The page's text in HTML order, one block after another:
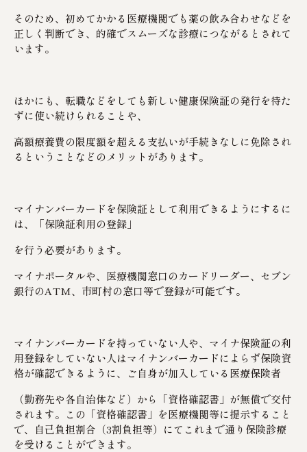
そのため、初めてかかる医療機関でも薬の飲み合わせなどを
正しく判断でき、的確でスムーズな診療につながるとされて
います。
ほかにも、転職などをしても新しい健康保険証の発行を待た
ずに使い続けられることや、
高額療養費の限度額を超える支払いが手続きなしに免除され
るということなどのメリットがあります。
マイナンバーカードを保険証として利用できるようにするに
は、「保険証利用の登録」
を行う必要があります。
マイナポータルや、医療機関窓口のカードリーダー、セブン
銀行のATM、市町村の窓口等で登録が可能です。
マイナンバーカードを持っていない人や、マイナ保険証の利
用登録をしていない人はマイナンバーカードによらず保険資
格が確認できるように、ご自身が加入している医療保険者
（勤務先や各自治体など）から「資格確認書」が無償で交付
されます。この「資格確認書」を医療機関等に提示すること
で、自己負担割合（3割負担等）にてこれまで通り保険診療
を受けることができます。